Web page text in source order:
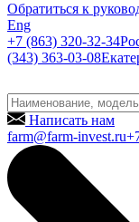
Обратиться к
Eng
+7 (863) 320-32-34
(343) 363-03-08
Написать нам
farm@farm-invest.ru